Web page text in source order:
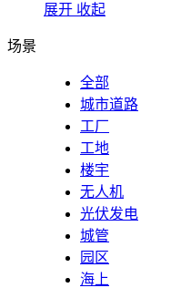
展开 收起
场景
全部
城市道路
工厂
工地
楼宇
无人机
光伏发电
城管
园区
海上